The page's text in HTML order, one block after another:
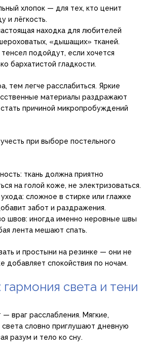
хлопок — для тех, кто ценит
и лёгкость.
находка для любителей
«дышащих» тканей.
подойдут, если хочется
бархатистой гладкости.
тем легче расслабиться. Яркие
материалы раздражают
причиной микропробуждений
при выборе постельного
ткань должна приятно
на голой коже, не электризоваться.
сложное в стирке или глажке
забот и раздражения.
швов: иногда именно неровные швы
лента мешают спать.
и простыни на резинке — они не
добавляет спокойствия по ночам.
света и тени
— враг расслабления. Мягкие,
словно приглушают дневную
разум и тело ко сну.